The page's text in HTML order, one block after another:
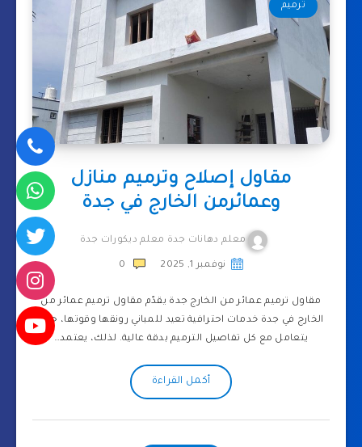
ترميم
مقاول إصلاح وترميم منازل
وعمائرمن الخارج في جدة
معلم دهانات جدة معلم ديكورات جدة
نوفمبر 1, 2025 0
مقاول ترميم عمائر من الخارج جدة يقدّم مقاول ترميم عمائر من
الخارج في جدة خدمات احترافية تعيد للمباني رونقها وقوتها، حيث
يتعامل مع كل تفاصيل الترميم بدقة عالية. لذلك، يعتمد…
أكمل القراءة